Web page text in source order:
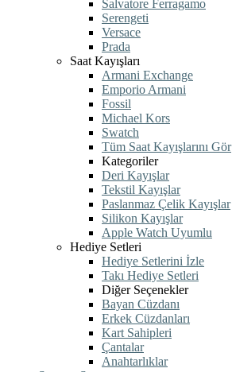
Salvatore Ferragamo
Serengeti
Versace
Prada
Saat Kayışları
Armani Exchange
Emporio Armani
Fossil
Michael Kors
Swatch
Tüm Saat Kayışlarını Gör
Kategoriler
Deri Kayışlar
Tekstil Kayışlar
Paslanmaz Çelik Kayışlar
Silikon Kayışlar
Apple Watch Uyumlu
Hediye Setleri
Hediye Setlerini İzle
Takı Hediye Setleri
Diğer Seçenekler
Bayan Cüzdanı
Erkek Cüzdanları
Kart Sahipleri
Çantalar
Anahtarlıklar